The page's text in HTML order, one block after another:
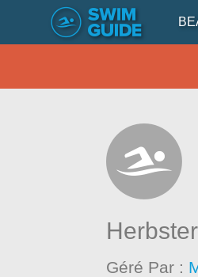
Géré Par :